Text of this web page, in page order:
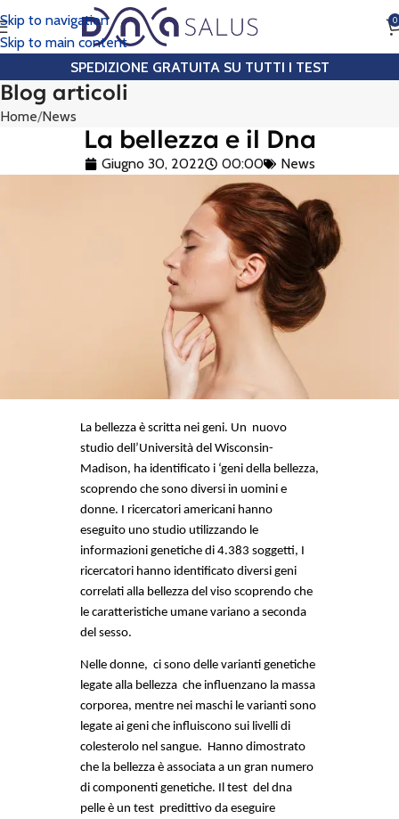
Skip to navigation
Skip to main content
0
SPEDIZIONE GRATUITA SU TUTTI I TEST
Blog articoli
Home News
La bellezza e il Dna
Giugno 30, 2022 00:00 News
La bellezza è scritta nei geni. Un  nuovo
studio dell’Università del Wisconsin-
Madison, ha identificato i ‘geni della bellezza,
scoprendo che sono diversi in uomini e
donne. I ricercatori americani hanno
eseguito uno studio utilizzando le
informazioni genetiche di 4.383 soggetti, I
ricercatori hanno identificato diversi geni
correlati alla bellezza del viso scoprendo che
le caratteristiche umane variano a seconda
del sesso.
Nelle donne,  ci sono delle varianti genetiche
legate alla bellezza  che influenzano la massa
corporea, mentre nei maschi le varianti sono
legate ai geni che influiscono sui livelli di
colesterolo nel sangue.  Hanno dimostrato
che la bellezza è associata a un gran numero
di componenti genetiche. Il test  del dna
pelle è un test  predittivo da eseguire